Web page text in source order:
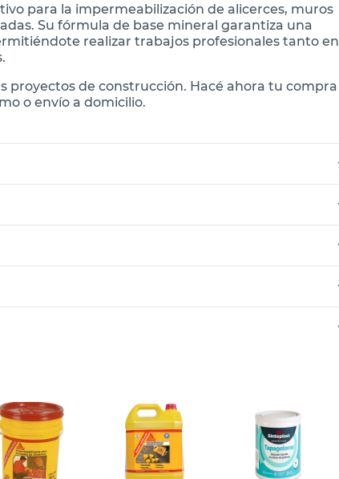
para la impermeabilización de alicerces, muros
Su fórmula de base mineral garantiza una
realizar trabajos profesionales tanto en
proyectos de construcción. Hacé ahora tu compra
o envío a domicilio.